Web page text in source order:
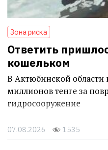
Зона риска
Ответить
кошельком
В Актюбинской области
миллионов тенге за
гидросооружение
07.08.2026 1535